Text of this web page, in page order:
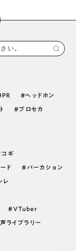
PR ヘッドホン
プロセカ
コギ
ド パーカション
レ
VTuber
ライブラリー